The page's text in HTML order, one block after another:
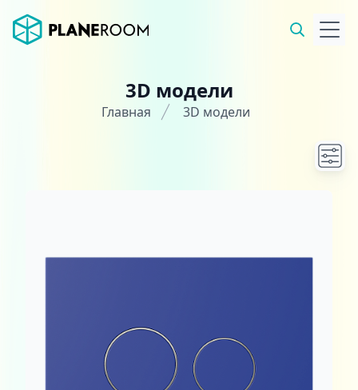
3D модели
Главная 3D модели